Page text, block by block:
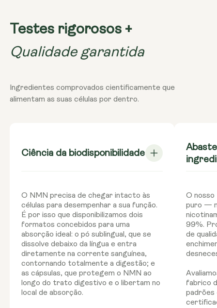
provocar a degradação do suplemento, o que pode
frigorífico.
meses, recomendamos que o guarde no frigorífico.
Testes rigorosos +
Qualidade garantida
Ingredientes comprovados cientificamente que
alimentam as suas células por dentro.
Ciência da biodisponibilidade
O NMN precisa de chegar intacto às
células para desempenhar a sua função.
É por isso que disponibilizamos dois
formatos concebidos para uma
absorção ideal: o pó sublingual, que se
dissolve debaixo da língua e entra
diretamente na corrente sanguínea,
contornando totalmente a digestão; e
as cápsulas, que protegem o NMN ao
longo do trato digestivo e o libertam no
local de absorção.
O nosso
puro —
99%.
de
fabrico
padrões